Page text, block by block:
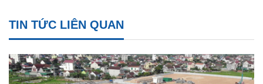
TIN TỨC LIÊN QUAN